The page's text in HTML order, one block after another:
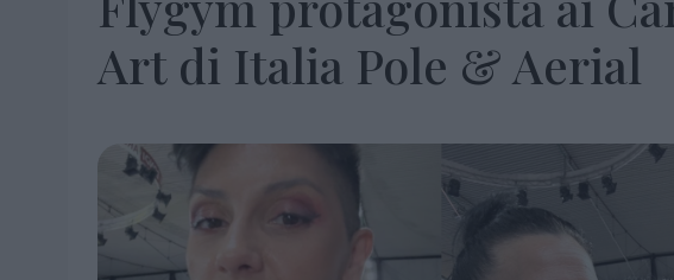
Art di Italia Pole & Aerial